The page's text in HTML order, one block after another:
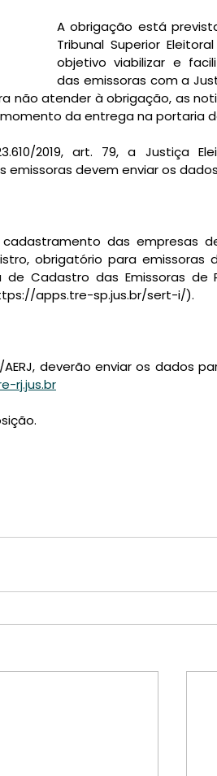
A obrigação está
Tribunal Superior
objetivo viabilizar e
das emissoras com a
não atender à obrigação, as
2019, art. 79, a Justiça
emissoras devem enviar os
das empresas
obrigatório para emissoras
Cadastro das Emissoras de
apps.tre-sp.jus.br/sert-i/).
AERJ, deverão enviar os dados
rj.jus.br